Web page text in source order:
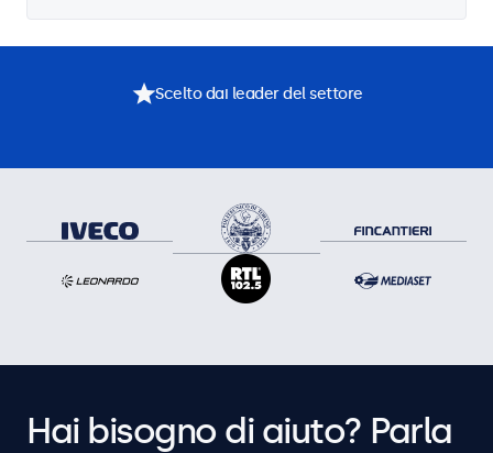
Scelto dai leader del settore
Hai bisogno di aiuto? Parla